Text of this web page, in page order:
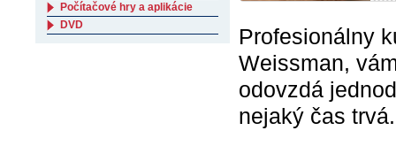
Profesionálny
Weissman,
odovzdá
nejaký čas trvá.
Počítačové hry a aplikácie
DVD